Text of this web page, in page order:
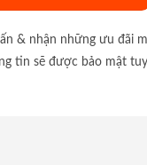
& nhận những ưu đãi
tin sẽ được bảo mật